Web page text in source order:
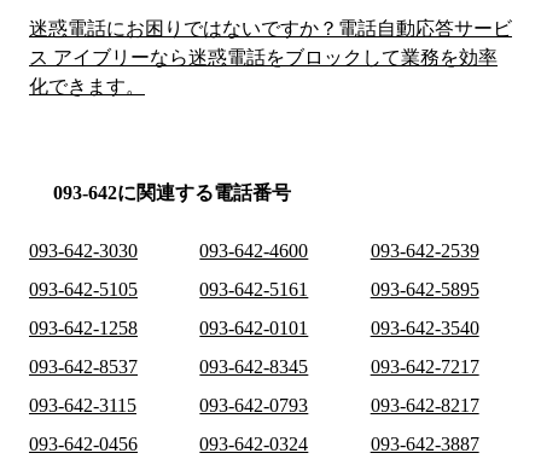
迷惑電話にお困りではないですか？電話自動応答サービ
ス アイブリーなら迷惑電話をブロックして業務を効率
化できます。
093-642に関連する電話番号
093-642-3030 093-642-4600
093-642-2539
093-642-5105
093-642-5161
093-642-5895
093-642-1258
093-642-0101
093-642-3540
093-642-8537
093-642-8345
093-642-7217
093-642-3115
093-642-0793
093-642-8217
093-642-0456
093-642-0324
093-642-3887